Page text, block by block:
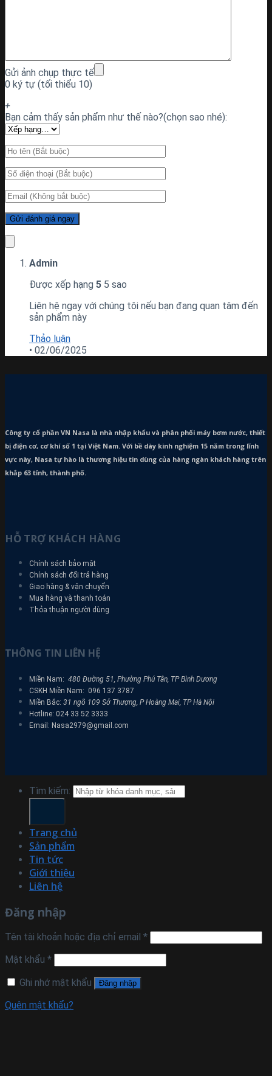
Gửi ảnh chụp thực tế
0 ký tự (tối thiểu 10)
+
Bạn cảm thấy sản phẩm như thế nào?(chọn sao nhé):
Admin
Được xếp hạng 5 5 sao
Liên hệ ngay với chúng tôi nếu bạn đang quan tâm đến
sản phẩm này
Thảo luận
• 02/06/2025
Công ty cổ phần VN Nasa là nhà nhập khẩu và phân phối máy bơm nước, thiết
bị điện cơ, cơ khí số 1 tại Việt Nam. Với bề dày kinh nghiệm 15 năm trong lĩnh
vực này, Nasa tự hào là thương hiệu tin dùng của hàng ngàn khách hàng trên
khắp 63 tỉnh, thành phố.
HỖ TRỢ KHÁCH HÀNG
Chính sách bảo mật
Chính sách đổi trả hàng
Giao hàng & vận chuyển
Mua hàng và thanh toán
Thỏa thuận người dùng
THÔNG TIN LIÊN HỆ
Miền Nam: 480 Đường 51, Phường Phú Tân, TP Bình Dương
CSKH Miền Nam: 096 137 3787
Miền Bắc: 31 ngõ 109 Sở Thượng, P Hoàng Mai, TP Hà Nội
Hotline: 024 33 52 3333
Email: Nasa2979@gmail.com
Tìm kiếm:
Trang chủ
Sản phẩm
Tin tức
Giới thiệu
Liên hệ
Đăng nhập
Tên tài khoản hoặc địa chỉ email *
Mật khẩu *
Ghi nhớ mật khẩu
Đăng nhập
Quên mật khẩu?